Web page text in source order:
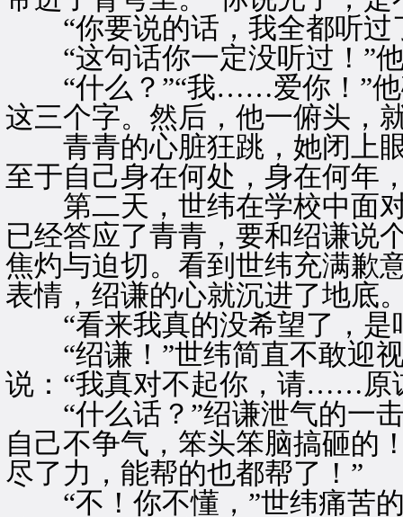
“你要说的话，我全都听过
“这句话你一定没听过！”他
“什么？”“我……爱你！”他
这三个字。然后，他一俯头，
青青的心脏狂跳，她闭上眼
至于自己身在何处，身在何年
第二天，世纬在学校中面对
已经答应了青青，要和绍谦说
焦灼与迫切。看到世纬充满歉
表情，绍谦的心就沉进了地底
“看来我真的没希望了，是
“绍谦！”世纬简直不敢迎视
说：“我真对不起你，请……原
“什么话？”绍谦泄气的一击
自己不争气，笨头笨脑搞砸的
尽了力，能帮的也都帮了！”
“不！你不懂，”世纬痛苦的